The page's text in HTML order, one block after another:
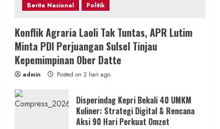
Berita Nasional Politik
Konflik Agraria Laoli Tak Tuntas, APR Lutim
Minta PDI Perjuangan Sulsel Tinjau
Kepemimpinan Ober Datte
admin Posted on 2 hari ago
Disperindag Kepri Bekali 40 UMKM
Kuliner: Strategi Digital & Rencana
Aksi 90 Hari Perkuat Omzet